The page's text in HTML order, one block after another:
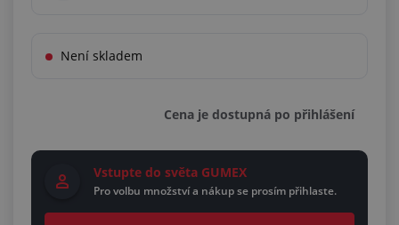
Není skladem
Cena je dostupná po přihlášení
Vstupte do světa GUMEX
Pro volbu množství a nákup se prosím přihlaste.